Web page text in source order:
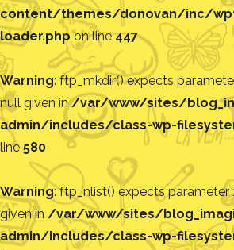
content/themes/donovan/inc/
loader.phpon line447
Warning: ftp_mkdir() expects
null given in/var/www/sites/
admin/includes/class-wp-
line 580
Warning: ftp_nlist() expects parameter
given in /var/www/sites/
admin/includes/class-wp-